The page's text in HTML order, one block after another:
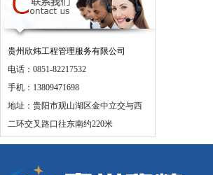
贵州欣炜工程管理服务有限公司
电话：0851-82217532
手机：13809471698
地址：贵阳市观山湖区金中立交与西
二环交叉路口往东南约220米